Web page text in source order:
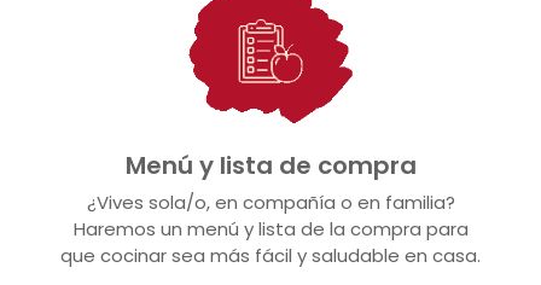
Menú y lista de compra
¿Vives sola/o, en compañía o en familia?
Haremos un menú y lista de la compra para
que cocinar sea más fácil y saludable en casa.